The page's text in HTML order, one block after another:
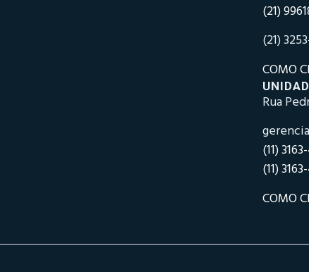
(21)
(21)
COMO
Rua
(11)
(11)
COMO